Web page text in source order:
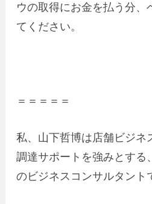
ウの取得にお金を払う分、
てください。
＝＝＝＝＝
私、山下哲博は店舗ビジネ
調達サポートを強みとする
のビジネスコンサルタント